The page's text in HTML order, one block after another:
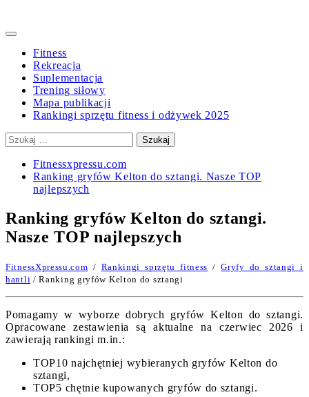
Primary
Fitness
Rekreacja
Suplementacja
Trening siłowy
Mapa publikacji
Rankingi sprzętu fitness i odżywek 2025
Szukaj:
Fitnessxpressu.com
Ranking gryfów Kelton do sztangi. Nasze TOP
najlepszych
Ranking gryfów Kelton do sztangi.
Nasze TOP najlepszych
FitnessXpressu.com / Rankingi sprzętu fitness /Gryfy do sztangi i
hantli / Ranking gryfów Kelton do sztangi
Pomagamy w wyborze dobrych gryfów Kelton do sztangi.
Opracowane zestawienia są aktualne na czerwiec 2026 i
zawierają rankingi m.in.:
TOP10 najchętniej wybieranych gryfów Kelton do
sztangi,
TOP5 chętnie kupowanych gryfów do sztangi.